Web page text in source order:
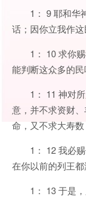
1： 9 耶和华
话；因你立我作这
1： 10 求你
能判断这众多的民
1： 11 神对
意，并不求资财
命，又不求大寿
1： 12 我必
在你以前的列王都
1： 13 于是